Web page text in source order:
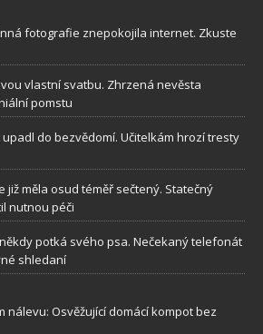
fotografie znepokojila internet. Zkuste
vlastní svatbu. Zhrzená nevěsta
pomstu
do bezvědomí. Učitelkám hrozí tresty
již měla osud téměř sečtený. Statečný
nutnou péči
potká svého psa. Nečekaný telefonát
shledaní
nálevu: Osvěžující domácí kompot bez